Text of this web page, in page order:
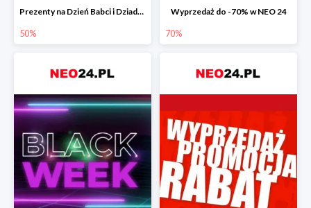
Prezenty na Dzień Babci i Dziadka w NEO24 do -50%
50%
Wyprzedaż do -70% w NEO 24
70%